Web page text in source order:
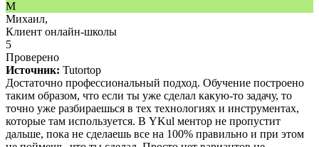
М
Михаил,
Клиент онлайн-школы
5
Проверено
Источник: Tutortop
Достаточно профессиональный подход. Обучение построено
таким образом, что если ты уже сделал какую-то задачу, то
точно уже разбираешься в тех технологиях и инструментах,
которые там используется. В YKul ментор не пропустит
дальше, пока не сделаешь все на 100% правильно и при этом